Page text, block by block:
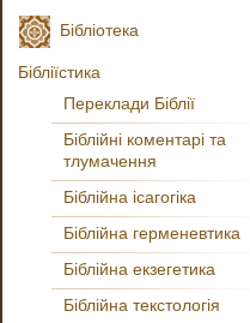
Бібліотека
Бібліїстика
Переклади Біблії
Біблійні коментарі та
тлумачення
Біблійна ісагогіка
Біблійна герменевтика
Біблійна екзегетика
Біблійна текстологія